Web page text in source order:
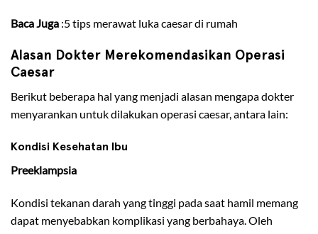
Baca Juga :5 tips merawat luka caesar di rumah
Alasan Dokter Merekomendasikan Operasi
Caesar
Berikut beberapa hal yang menjadi alasan mengapa dokter
menyarankan untuk dilakukan operasi caesar, antara lain:
Kondisi Kesehatan Ibu
Preeklampsia
Kondisi tekanan darah yang tinggi pada saat hamil memang
dapat menyebabkan komplikasi yang berbahaya. Oleh